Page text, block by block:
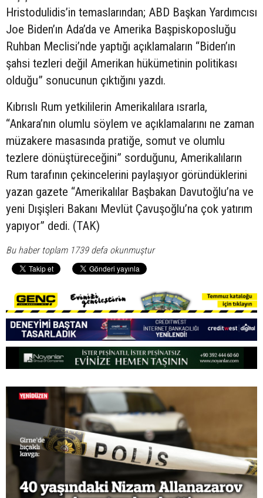
Hristodulidis’in temaslarından; ABD Başkan Yardımcısı
Joe Biden’ın Ada’da ve Amerika Başpiskoposluğu
Ruhban Meclisi’nde yaptığı açıklamaların “Biden’ın
şahsi tezleri değil Amerikan hükümetinin politikası
olduğu” sonucunun çıktığını yazdı.
Kıbrıslı Rum yetkililerin Amerikalılara ısrarla,
“Ankara’nın olumlu söylem ve açıklamalarını ne zaman
müzakere masasında pratiğe, somut ve olumlu
tezlere dönüştüreceğini” sorduğunu, Amerikalıların
Rum tarafının çekincelerini paylaşıyor göründüklerini
yazan gazete “Amerikalılar Başbakan Davutoğlu’na ve
yeni Dışişleri Bakanı Mevlüt Çavuşoğlu’na çok yatırım
yapıyor” dedi. (TAK)
Bu haber toplam 1739 defa okunmuştur